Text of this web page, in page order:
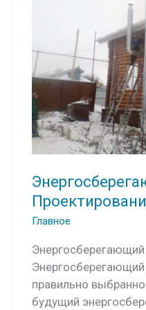
Главное
правильно
будущий